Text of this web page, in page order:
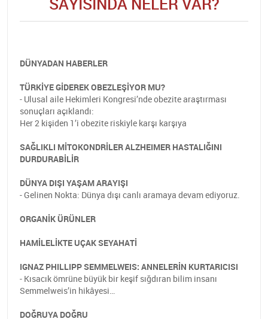
DÜNYADAN HABERLER
TÜRKİYE GİDEREK OBEZLEŞİYOR MU?
- Ulusal aile Hekimleri Kongresi’nde obezite araştırması
sonuçları açıklandı:
Her 2 kişiden 1’i obezite riskiyle karşı karşıya
SAĞLIKLI MİTOKONDRİLER ALZHEIMER HASTALIĞINI
DURDURABİLİR
DÜNYA DIŞI YAŞAM ARAYIŞI
- Gelinen Nokta: Dünya dışı canlı aramaya devam ediyoruz.
ORGANİK ÜRÜNLER
HAMİLELİKTE UÇAK SEYAHATİ
IGNAZ PHILLIPP SEMMELWEIS: ANNELERİN KURTARICISI
- Kısacık ömrüne büyük bir keşif sığdıran bilim insanı
Semmelweis’in hikâyesi…
DOĞRUYA DOĞRU